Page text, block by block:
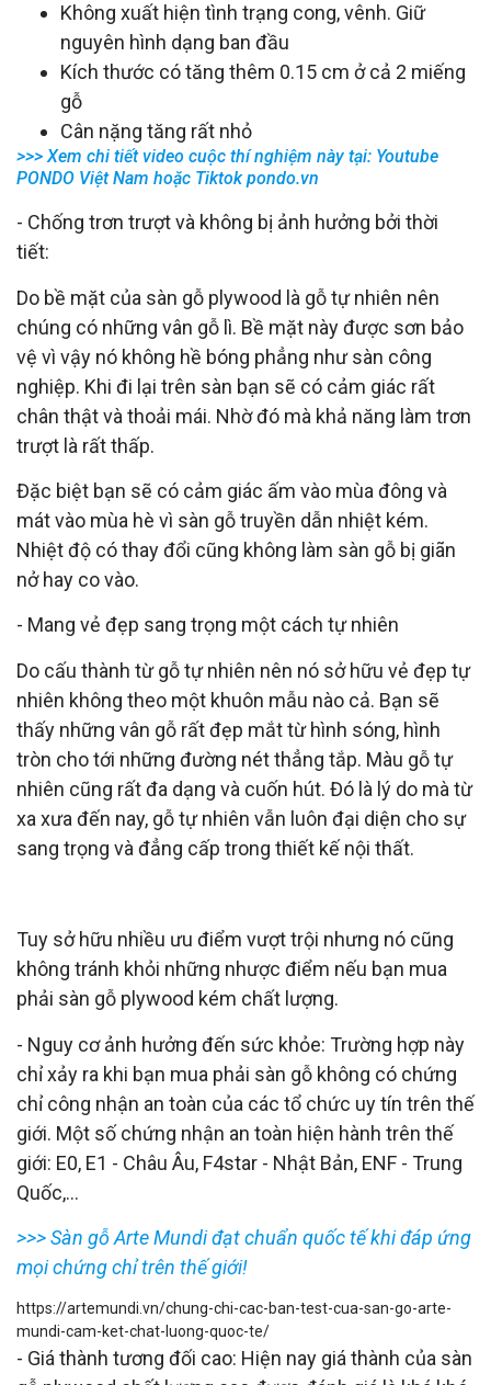
Không xuất hiện tình trạng cong, vênh. Giữ
nguyên hình dạng ban đầu
Kích thước có tăng thêm 0.15 cm ở cả 2 miếng
gỗ
Cân nặng tăng rất nhỏ
>>> Xem chi tiết video cuộc thí nghiệm này tại: Youtube
PONDO Việt Nam hoặc Tiktok pondo.vn
- Chống trơn trượt và không bị ảnh hưởng bởi thời
tiết:
Do bề mặt của sàn gỗ plywood là gỗ tự nhiên nên
chúng có những vân gỗ lì. Bề mặt này được sơn bảo
vệ vì vậy nó không hề bóng phẳng như sàn công
nghiệp. Khi đi lại trên sàn bạn sẽ có cảm giác rất
chân thật và thoải mái. Nhờ đó mà khả năng làm trơn
trượt là rất thấp.
Đặc biệt bạn sẽ có cảm giác ấm vào mùa đông và
mát vào mùa hè vì sàn gỗ truyền dẫn nhiệt kém.
Nhiệt độ có thay đổi cũng không làm sàn gỗ bị giãn
nở hay co vào.
- Mang vẻ đẹp sang trọng một cách tự nhiên
Do cấu thành từ gỗ tự nhiên nên nó sở hữu vẻ đẹp tự
nhiên không theo một khuôn mẫu nào cả. Bạn sẽ
thấy những vân gỗ rất đẹp mắt từ hình sóng, hình
tròn cho tới những đường nét thẳng tắp. Màu gỗ tự
nhiên cũng rất đa dạng và cuốn hút. Đó là lý do mà từ
xa xưa đến nay, gỗ tự nhiên vẫn luôn đại diện cho sự
sang trọng và đẳng cấp trong thiết kế nội thất.
Tuy sở hữu nhiều ưu điểm vượt trội nhưng nó cũng
không tránh khỏi những nhược điểm nếu bạn mua
phải sàn gỗ plywood kém chất lượng.
- Nguy cơ ảnh hưởng đến sức khỏe: Trường hợp này
chỉ xảy ra khi bạn mua phải sàn gỗ không có chứng
chỉ công nhận an toàn của các tổ chức uy tín trên thế
giới. Một số chứng nhận an toàn hiện hành trên thế
giới: E0, E1 - Châu Âu, F4star - Nhật Bản, ENF - Trung
Quốc,...
>>> Sàn gỗ Arte Mundi đạt chuẩn quốc tế khi đáp ứng
mọi chứng chỉ trên thế giới!
https://artemundi.vn/chung-chi-cac-ban-test-cua-san-go-arte-
mundi-cam-ket-chat-luong-quoc-te/
- Giá thành tương đối cao: Hiện nay giá thành của sàn